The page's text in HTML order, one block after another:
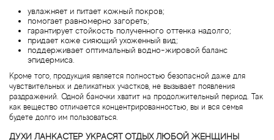
увлажняет и питает кожный покров;
помогает равномерно загореть;
гарантирует стойкость полученного оттенка надолго;
придает коже сияющий ухоженный вид;
поддерживает оптимальный водно-жировой баланс
эпидермиса.
Кроме того, продукция является полностью безопасной даже для
чувствительных и деликатных участков, не вызывает появления
раздражений. Одной баночки хватит на продолжительный период. Так
как вещество отличается концентрированностью, вы и вся семья
будете долго им пользоваться.
ДУХИ ЛАНКАСТЕР УКРАСЯТ ОТДЫХ ЛЮБОЙ ЖЕНЩИНЫ
Al Haramain
Al Jazeera
Alaia Paris
Alexander McQueen